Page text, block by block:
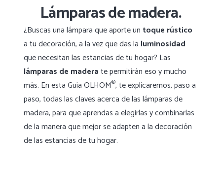
Lámparas de madera.
¿Buscas una lámpara que aporte un toque rústico
a tu decoración, a la vez que das la luminosidad
que necesitan las estancias de tu hogar? Las
lámparas de maderate permitirán eso y mucho
más. En esta Guía OLHOM®, te explicaremos, paso a
paso, todas las claves acerca de las lámparas de
madera, para que aprendas a elegirlas y combinarlas
de la manera que mejor se adapten a la decoración
de las estancias de tu hogar.